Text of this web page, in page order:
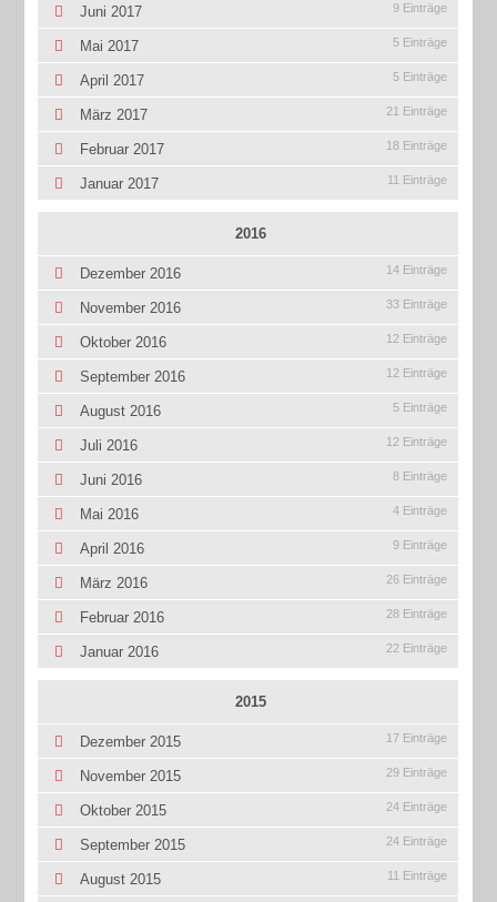
Juni 2017 9 Einträge
Mai 2017 5 Einträge
April 2017 5 Einträge
März 2017 21 Einträge
Februar 2017 18 Einträge
Januar 2017 11 Einträge
2016
Dezember 2016 14 Einträge
November 2016 33 Einträge
Oktober 2016 12 Einträge
September 2016 12 Einträge
August 2016 5 Einträge
Juli 2016 12 Einträge
Juni 2016 8 Einträge
Mai 2016 4 Einträge
April 2016 9 Einträge
März 2016 26 Einträge
Februar 2016 28 Einträge
Januar 2016 22 Einträge
2015
Dezember 2015 17 Einträge
November 2015 29 Einträge
Oktober 2015 24 Einträge
September 2015 24 Einträge
August 2015 11 Einträge